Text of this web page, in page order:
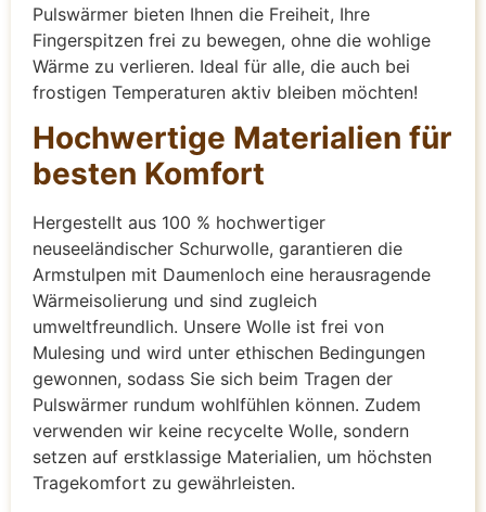
Pulswärmer bieten Ihnen die Freiheit, Ihre
Fingerspitzen frei zu bewegen, ohne die wohlige
Wärme zu verlieren. Ideal für alle, die auch bei
frostigen Temperaturen aktiv bleiben möchten!
Hochwertige Materialien für
besten Komfort
Hergestellt aus 100 % hochwertiger
neuseeländischer Schurwolle, garantieren die
Armstulpen mit Daumenloch eine herausragende
Wärmeisolierung und sind zugleich
umweltfreundlich. Unsere Wolle ist frei von
Mulesing und wird unter ethischen Bedingungen
gewonnen, sodass Sie sich beim Tragen der
Pulswärmer rundum wohlfühlen können. Zudem
verwenden wir keine recycelte Wolle, sondern
setzen auf erstklassige Materialien, um höchsten
Tragekomfort zu gewährleisten.